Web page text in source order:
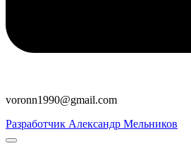
voronn1990@gmail.com
Разработчик Александр Мельников